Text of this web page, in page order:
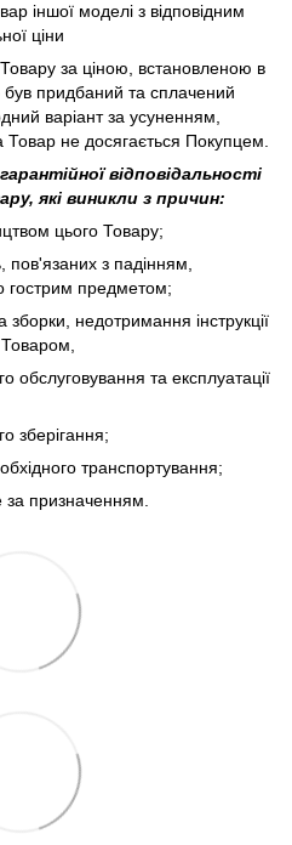
іншої моделі з відповідним
ціни
за ціною, встановленою в
придбаний та сплачений
варіант за усуненням,
не досягається Покупцем.
відповідальності
які виникли з причин:
цього Товару;
пов'язаних з падінням,
предметом;
недотримання інструкції
та експлуатації
зберігання;
транспортування;
за призначенням.